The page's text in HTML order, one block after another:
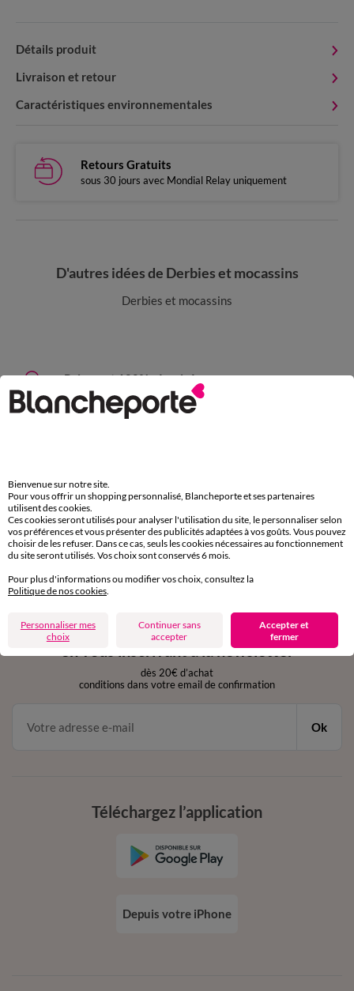
Détails produit
Livraison et retour
Caractéristiques environnementales
Retours Gratuits
sous 30 jours avec Mondial Relay uniquement
D'autres idées de Derbies et mocassins
Derbies et mocassins
Paiement 100% sécurisé
Payez plus tard ou en plusieurs fois
Retours gratuits
sous 30 jours avec Mondial Relay uniquement
Service clients
par chat et par téléphone
11€ Offerts
en vous inscrivant à la newsletter
dès 20€ d’achat
conditions dans votre email de confirmation
Ok
Téléchargez l’application
Depuis votre iPhone
Bienvenue sur notre site.
Pour vous offrir un shopping personnalisé, Blancheporte et ses partenaires
utilisent des cookies.
Ces cookies seront utilisés pour analyser l'utilisation du site, le personnaliser selon
vos préférences et vous présenter des publicités adaptées à vos goûts. Vous pouvez
choisir de les refuser. Dans ce cas, seuls les cookies nécessaires au fonctionnement
du site seront utilisés. Vos choix sont conservés 6 mois.
Pour plus d'informations ou modifier vos choix, consultez la
Politique de nos cookies.
Personnaliser mes
choix
Continuer sans
accepter
Accepter et
fermer